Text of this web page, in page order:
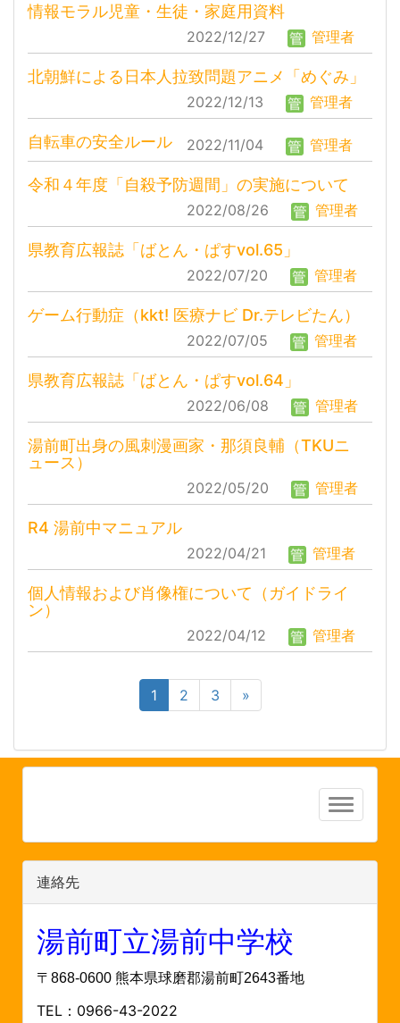
情報モラル児童・生徒・家庭用資料
2022/12/27 管理者
北朝鮮による日本人拉致問題アニメ「めぐみ」
2022/12/13 管理者
自転車の安全ルール 2022/11/04 管理者
令和４年度「自殺予防週間」の実施について
2022/08/26 管理者
県教育広報誌「ばとん・ぱすvol.65」
2022/07/20 管理者
ゲーム行動症（kkt! 医療ナビ Dr.テレビたん）
2022/07/05 管理者
県教育広報誌「ばとん・ぱすvol.64」
2022/06/08 管理者
湯前町出身の風刺漫画家・那須良輔（TKUニ
ュース）
2022/05/20 管理者
R4 湯前中マニュアル
2022/04/21 管理者
個人情報および肖像権について（ガイドライ
ン）
2022/04/12 管理者
1 2 3 »
連絡先
湯前町立湯前中学校
〒868-0600 熊本県球磨郡湯前町2643番地
TEL：0966-43-2022